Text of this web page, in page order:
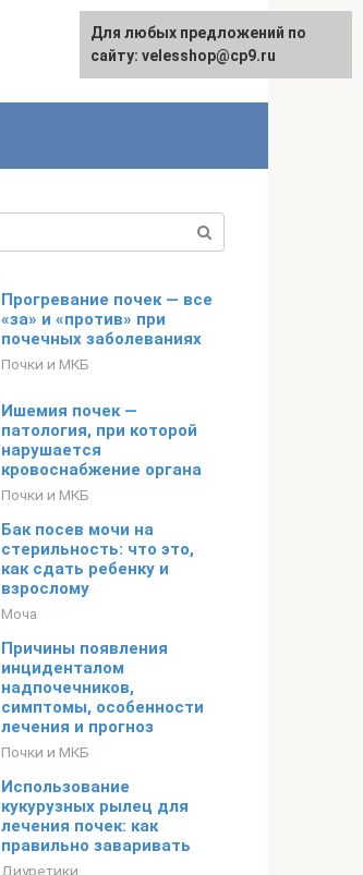
Прогревание почек — все
«за» и «против» при
почечных заболеваниях
Почки и МКБ
Ишемия почек —
патология, при которой
нарушается
кровоснабжение органа
Почки и МКБ
Бак посев мочи на
стерильность: что это,
как сдать ребенку и
взрослому
Моча
Причины появления
инциденталом
надпочечников,
симптомы, особенности
лечения и прогноз
Почки и МКБ
Использование
кукурузных рылец для
лечения почек: как
правильно заваривать
Диуретики
Для любых предложений по
сайту: velesshop@cp9.ru